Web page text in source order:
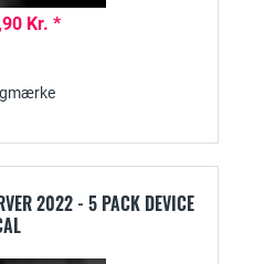
Kr. *
2022 - 5 PACK DEVICE